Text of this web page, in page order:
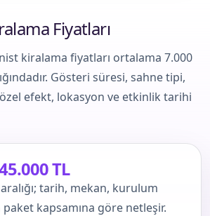
Fiyatları
kiralama fiyatları ortalama 7.000
Gösteri süresi, sahne tipi,
efekt, lokasyon ve etkinlik tarihi
TL
tarih, mekan, kurulum
kapsamına göre netleşir.